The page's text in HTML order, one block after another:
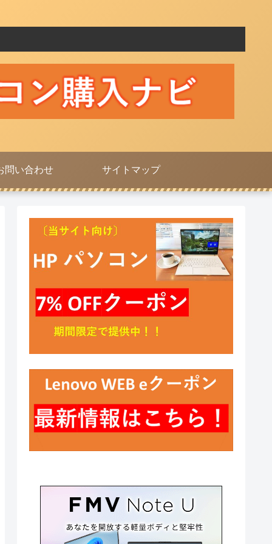
問い合わせ サイトマップ